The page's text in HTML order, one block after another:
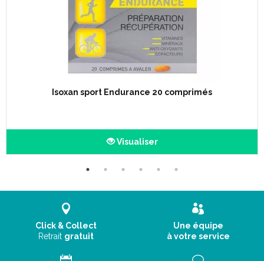
Isoxan sport Endurance 20 comprimés
Visualiser
Click & Collect
Retrait gratuit
Une équipe
à votre service